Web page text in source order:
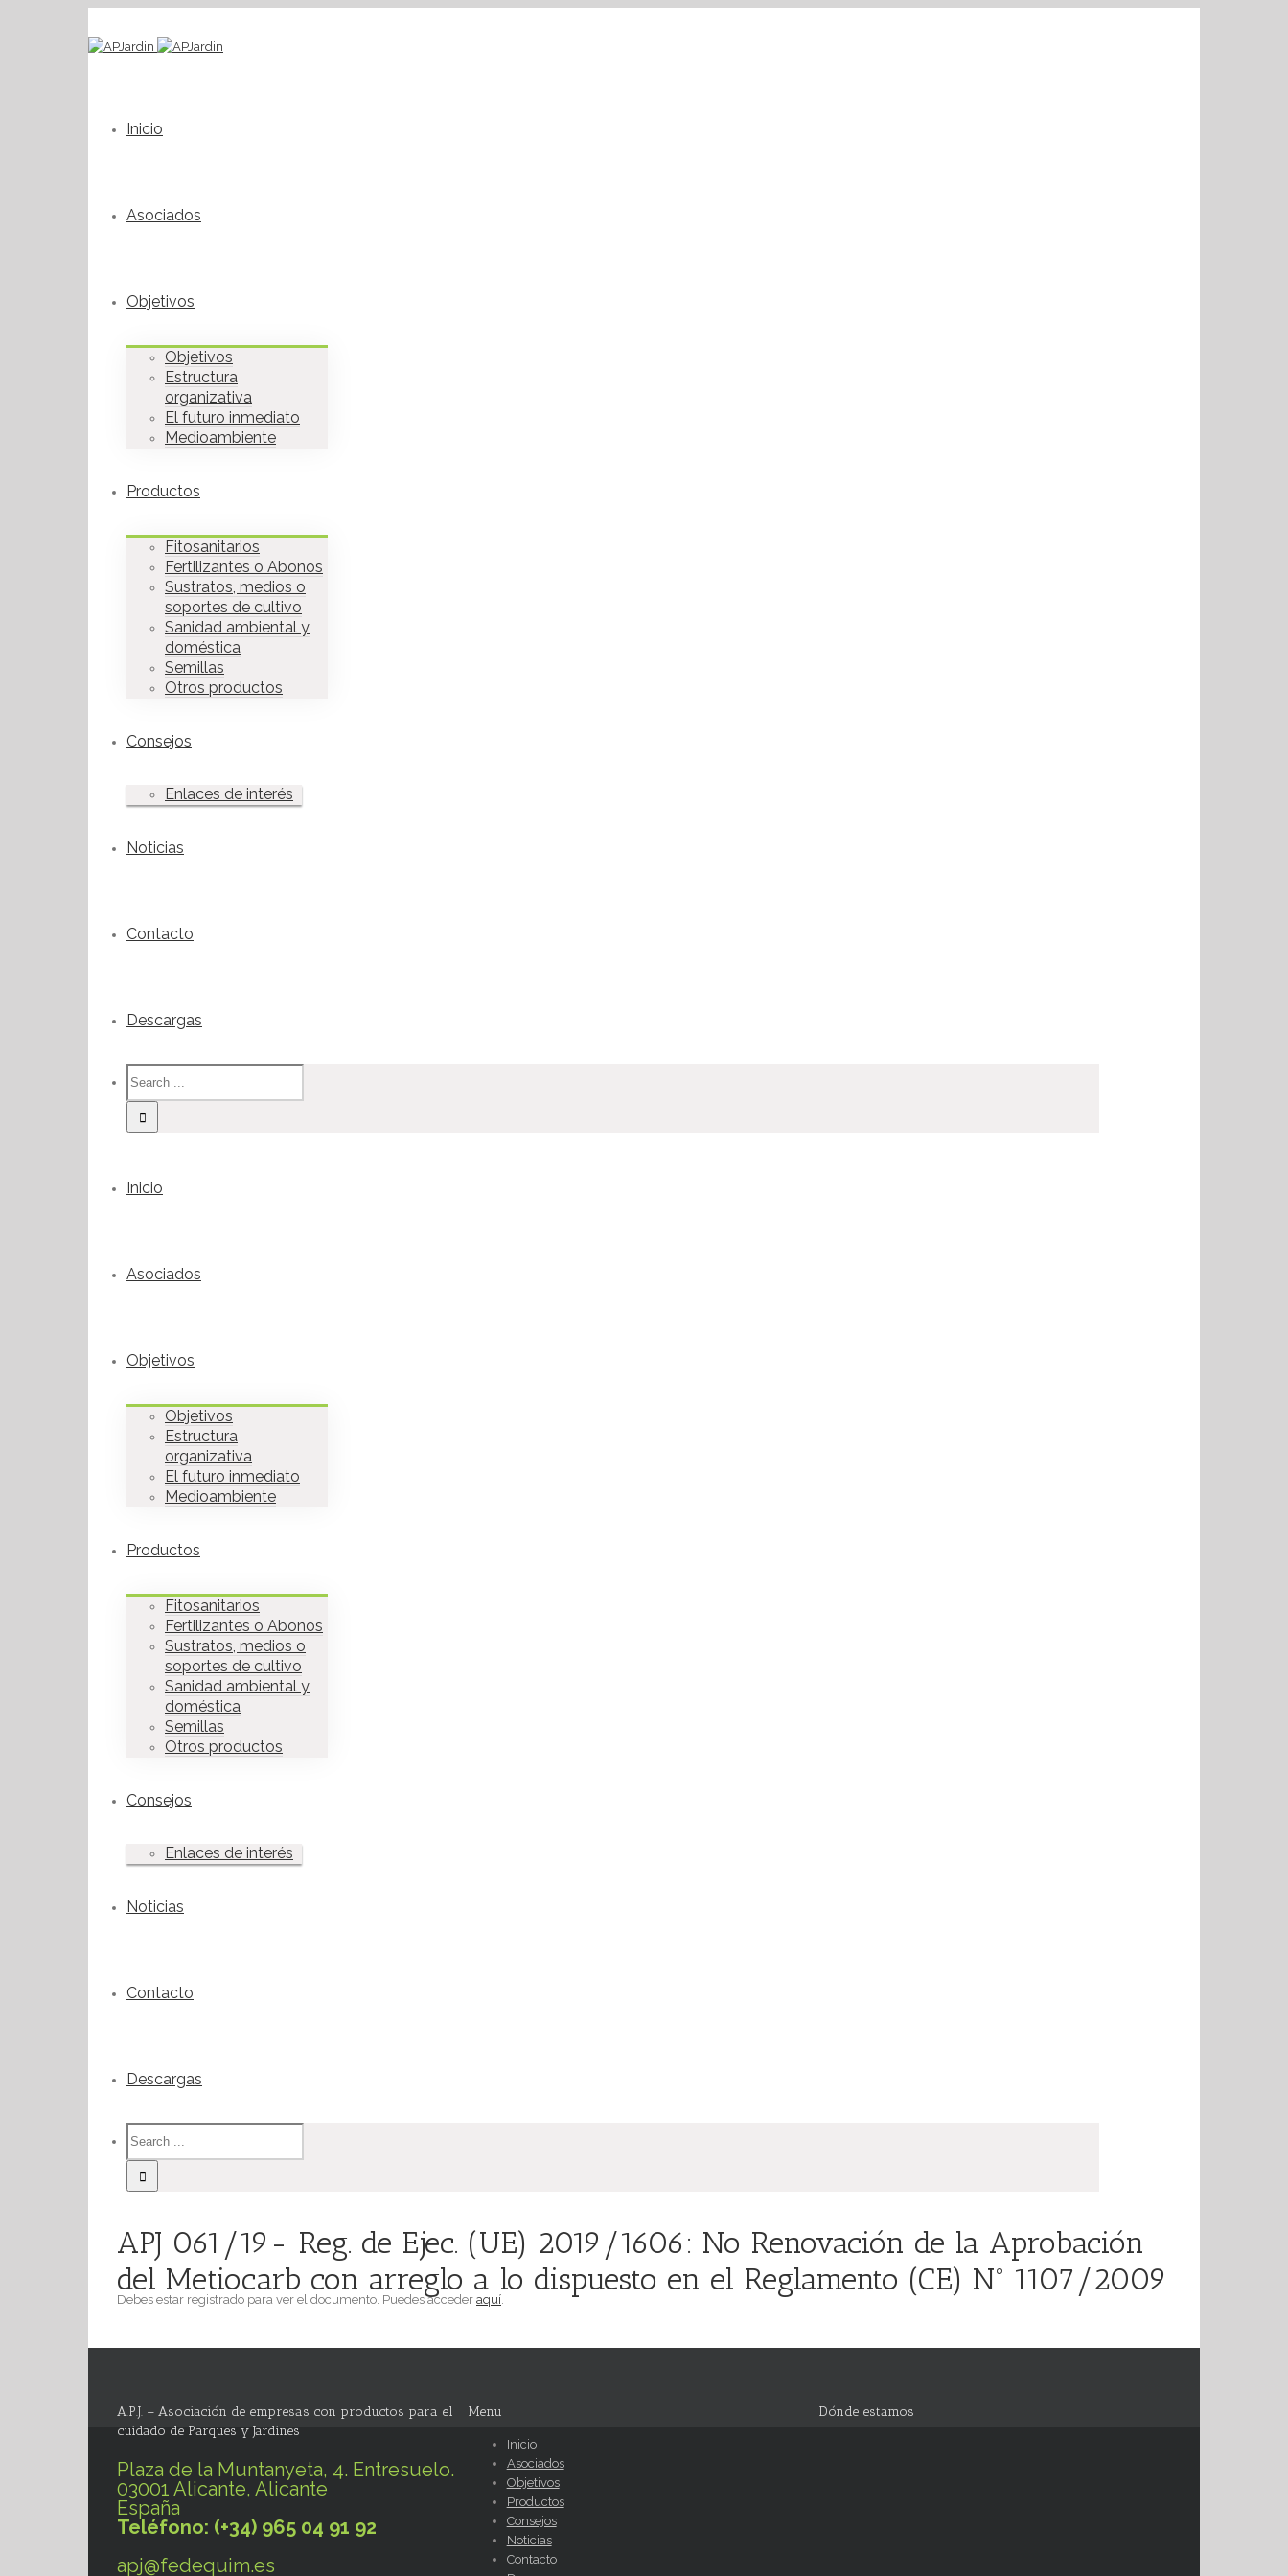
Inicio
Asociados
Objetivos
Objetivos
Estructura
organizativa
El futuro inmediato
Medioambiente
Productos
Fitosanitarios
Fertilizantes o Abonos
Sustratos, medios o
soportes de cultivo
Sanidad ambiental y
doméstica
Semillas
Otros productos
Consejos
Enlaces de interés
Noticias
Contacto
Descargas
Inicio
Asociados
Objetivos
Objetivos
Estructura
organizativa
El futuro inmediato
Medioambiente
Productos
Fitosanitarios
Fertilizantes o Abonos
Sustratos, medios o
soportes de cultivo
Sanidad ambiental y
doméstica
Semillas
Otros productos
Consejos
Enlaces de interés
Noticias
Contacto
Descargas
APJ 061/19- Reg. de Ejec. (UE) 2019/1606: No Renovación de la Aprobación
del Metiocarb con arreglo a lo dispuesto en el Reglamento (CE) Nº 1107/2009
Debes estar registrado para ver el documento. Puedes acceder aquí.
A.P.J. – Asociación de empresas con productos para el
cuidado de Parques y Jardines
Plaza de la Muntanyeta, 4. Entresuelo.
03001 Alicante, Alicante
España
Teléfono: (+34) 965 04 91 92
apj@fedequim.es
Menu
Inicio
Asociados
Objetivos
Productos
Consejos
Noticias
Contacto
Dónde estamos